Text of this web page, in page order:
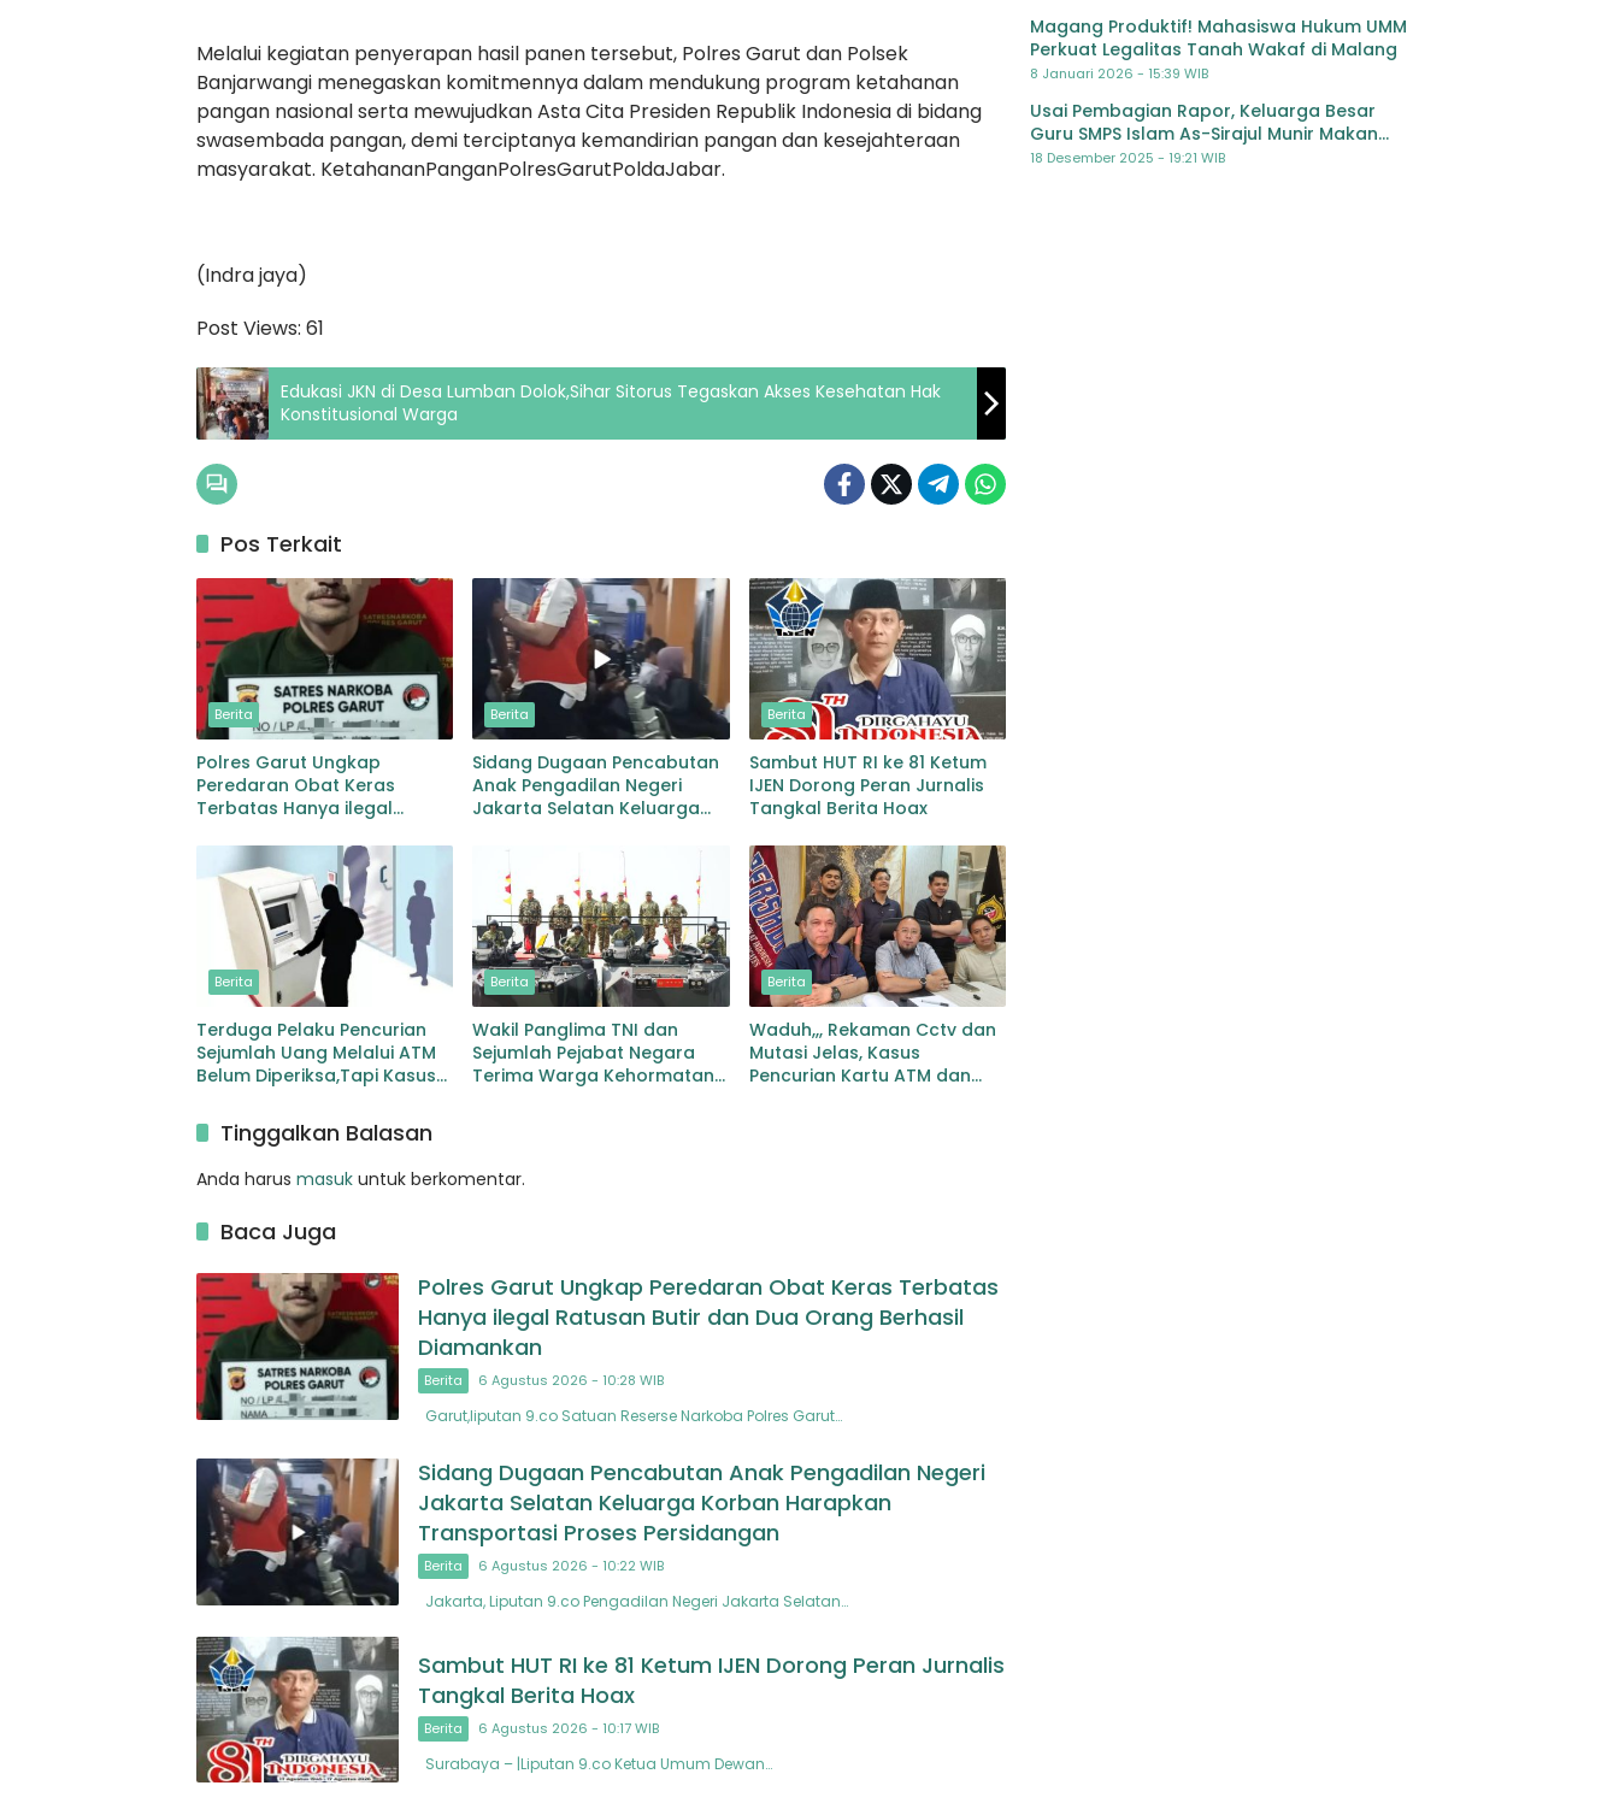
Melalui kegiatan penyerapan hasil panen tersebut, Polres Garut dan Polsek
Banjarwangi menegaskan komitmennya dalam mendukung program ketahanan
pangan nasional serta mewujudkan Asta Cita Presiden Republik Indonesia di bidang
swasembada pangan, demi terciptanya kemandirian pangan dan kesejahteraan
masyarakat. KetahananPanganPolresGarutPoldaJabar.
(Indra jaya)
Post Views: 61
Edukasi JKN di Desa Lumban Dolok,Sihar Sitorus Tegaskan Akses Kesehatan Hak
Konstitusional Warga
Pos Terkait
Berita
Polres Garut Ungkap
Peredaran Obat Keras
Terbatas Hanya ilegal
Orang Berhasil Diamankan
Berita
Sidang Dugaan Pencabutan
Anak Pengadilan Negeri
Jakarta Selatan Keluarga
Transportasi Proses
Persidangan
Berita
Sambut HUT RI ke 81 Ketum
IJEN Dorong Peran Jurnalis
Tangkal Berita Hoax
Berita
Terduga Pelaku Pencurian
Sejumlah Uang Melalui ATM
Belum Diperiksa,Tapi Kasus
Korban Protes Keras
Berita
Wakil Panglima TNI dan
Sejumlah Pejabat Negara
Terima Warga Kehormatan
Berita
Waduh,,, Rekaman Cctv dan
Mutasi Jelas, Kasus
Pencurian Kartu ATM dan
Tinggalkan Balasan
Anda harus masuk untuk berkomentar.
Baca Juga
Polres Garut Ungkap Peredaran Obat Keras Terbatas
Hanya ilegal Ratusan Butir dan Dua Orang Berhasil
Diamankan
Berita 6 Agustus 2026 - 10:28 WIB
Garut,liputan 9.co Satuan Reserse Narkoba Polres Garut…
Sidang Dugaan Pencabutan Anak Pengadilan Negeri
Jakarta Selatan Keluarga Korban Harapkan
Transportasi Proses Persidangan
Berita 6 Agustus 2026 - 10:22 WIB
Jakarta, Liputan 9.co Pengadilan Negeri Jakarta Selatan…
Sambut HUT RI ke 81 Ketum IJEN Dorong Peran Jurnalis
Tangkal Berita Hoax
Berita 6 Agustus 2026 - 10:17 WIB
Surabaya – |Liputan 9.co Ketua Umum Dewan…
Magang Produktif! Mahasiswa Hukum UMM
Perkuat Legalitas Tanah Wakaf di Malang
8 Januari 2026 - 15:39 WIB
Usai Pembagian Rapor, Keluarga Besar
Guru SMPS Islam As-Sirajul Munir Makan
Bersama Sambut Libur Awal Semester
18 Desember 2025 - 19:21 WIB